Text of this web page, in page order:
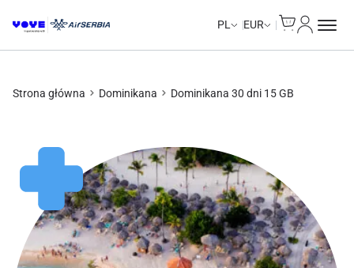
PL EUR
Strona główna Dominikana Dominikana 30 dni 15 GB